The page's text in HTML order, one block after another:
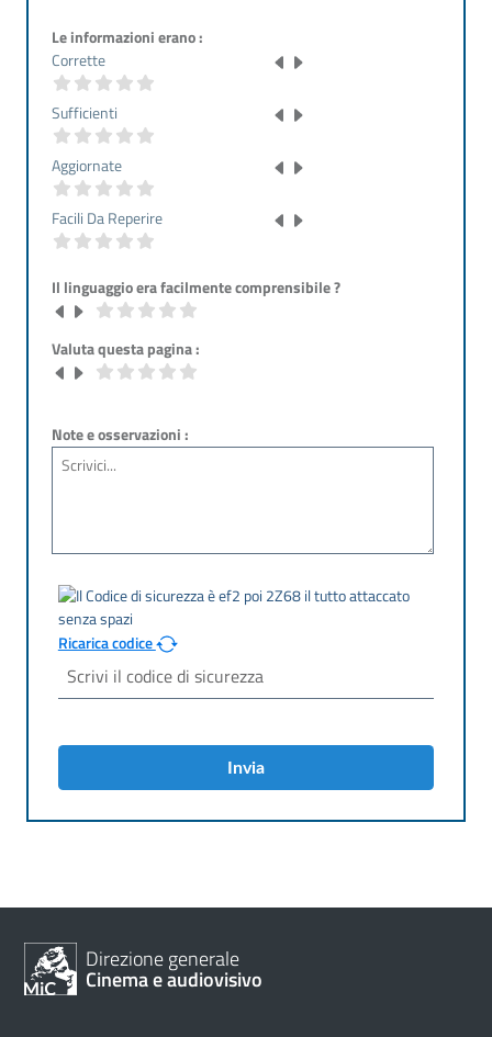
Le informazioni erano :
Corrette
Sufficienti
Aggiornate
Facili Da Reperire
Il linguaggio era facilmente comprensibile ?
Valuta questa pagina :
Note e osservazioni :
Ricarica codice
Invia
Direzione generale
Cinema e audiovisivo